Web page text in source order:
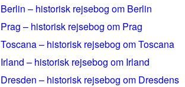
Berlin – historisk rejsebog om Berlin
Prag – historisk rejsebog om Prag
Toscana – historisk rejsebog om Toscana
Irland – historisk rejsebog om Irland
Dresden – historisk rejsebog om Dresdens